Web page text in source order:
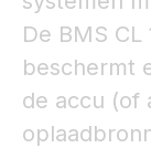
De BMS
beschermt
de accu (of